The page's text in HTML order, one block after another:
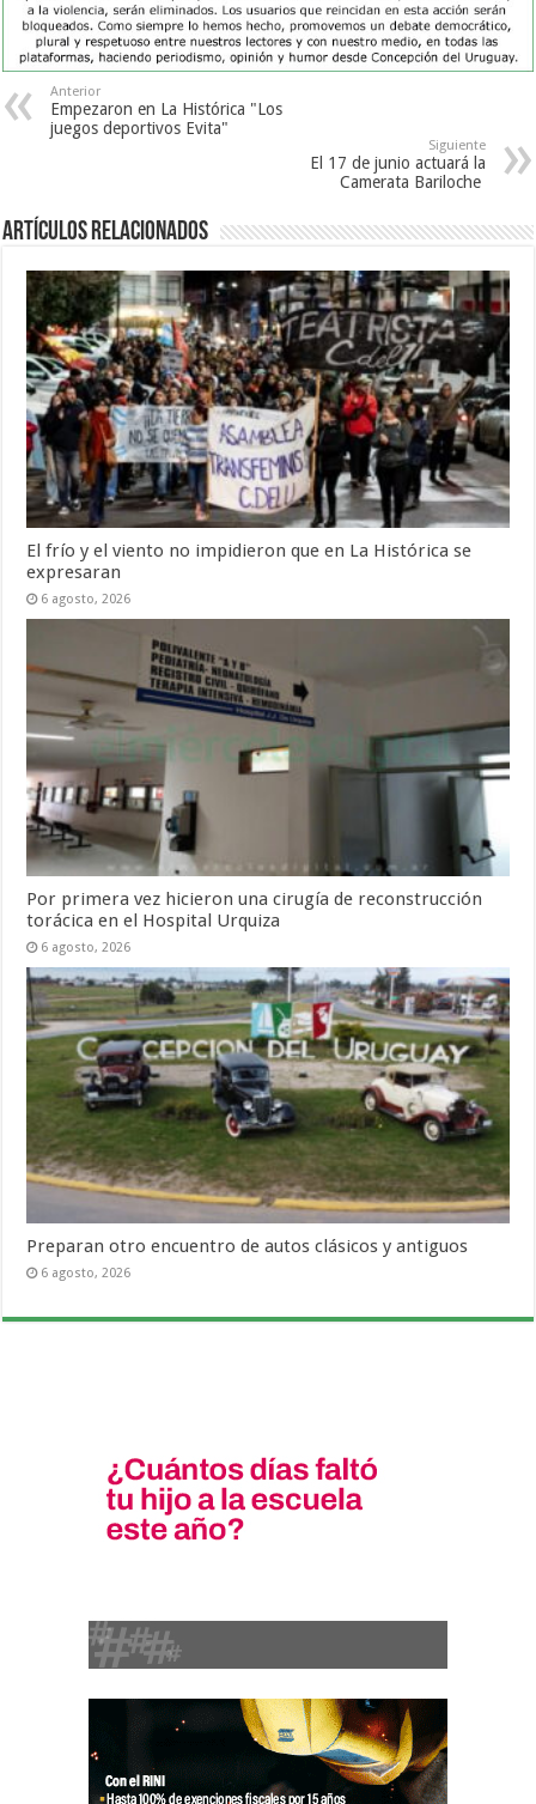
Anterior
Empezaron en La Histórica "Los
juegos deportivos Evita"
Siguiente
El 17 de junio actuará la
Camerata Bariloche
Artículos Relacionados
El frío y el viento no impidieron que en La Histórica se
expresaran
6 agosto, 2026
Por primera vez hicieron una cirugía de reconstrucción
torácica en el Hospital Urquiza
6 agosto, 2026
Preparan otro encuentro de autos clásicos y antiguos
6 agosto, 2026